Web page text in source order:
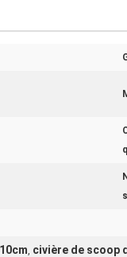
, civière de scoop